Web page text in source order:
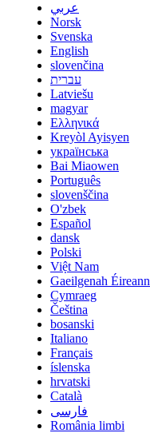
عربي
Norsk
Svenska
English
slovenčina
עברית
Latviešu
magyar
Ελληνικά
Kreyòl Ayisyen
українська
Bai Miaowen
Português
slovenščina
O'zbek
Español
dansk
Polski
Việt Nam
Gaeilgenah Éireann
Cymraeg
Čeština
bosanski
Italiano
Français
íslenska
hrvatski
Català
فارسی
România limbi